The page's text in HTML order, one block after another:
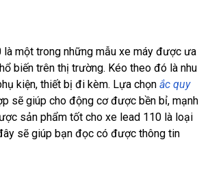
là một trong những mẫu xe máy được ưa
biến trên thị trường. Kéo theo đó là nhu
kiện, thiết bị đi kèm. Lựa chọn ắc quy
sẽ giúp cho động cơ được bền bỉ, mạnh
sản phẩm tốt cho xe lead 110 là loại
sẽ giúp bạn đọc có được thông tin